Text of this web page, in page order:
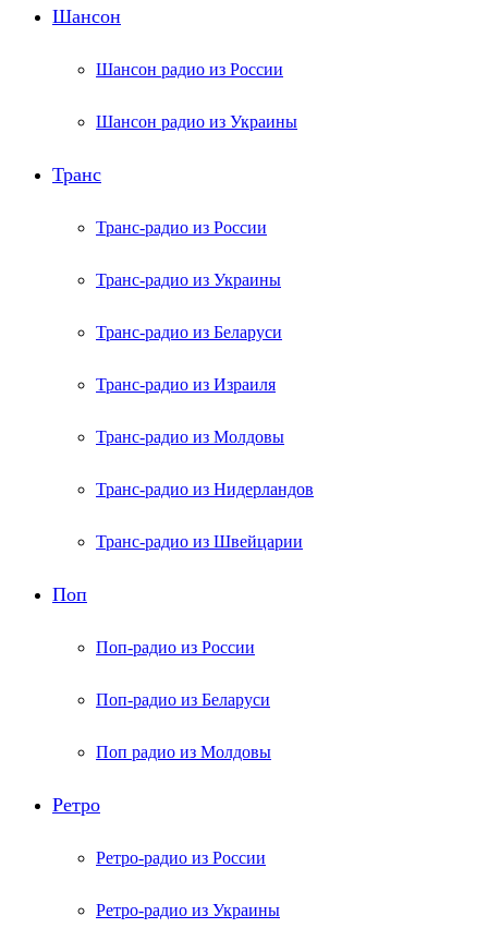
Шансон
Шансон радио из России
Шансон радио из Украины
Транс
Транс-радио из России
Транс-радио из Украины
Транс-радио из Беларуси
Транс-радио из Израиля
Транс-радио из Молдовы
Транс-радио из Нидерландов
Транс-радио из Швейцарии
Поп
Поп-радио из России
Поп-радио из Беларуси
Поп радио из Молдовы
Ретро
Ретро-радио из России
Ретро-радио из Украины